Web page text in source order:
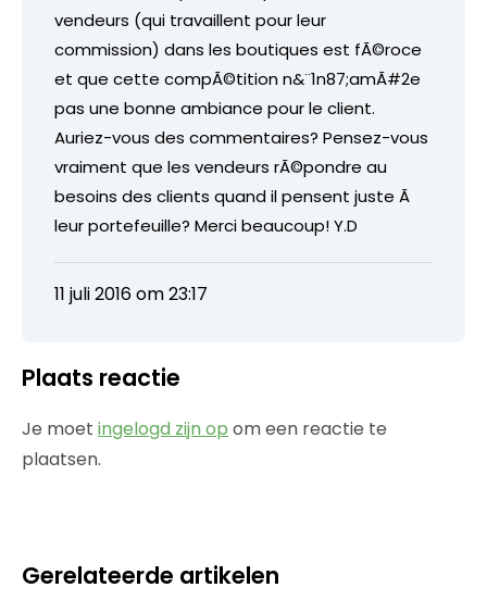
vendeurs (qui travaillent pour leur
commission) dans les boutiques est fÃ©roce
et que cette compÃ©tition n&¨1n87;amÃ#2e
pas une bonne ambiance pour le client.
Auriez-vous des commentaires? Pensez-vous
vraiment que les vendeurs rÃ©pondre au
besoins des clients quand il pensent juste Ã
leur portefeuille? Merci beaucoup! Y.D
11 juli 2016 om 23:17
Plaats reactie
Je moet ingelogd zijn op om een reactie te
plaatsen.
Gerelateerde artikelen